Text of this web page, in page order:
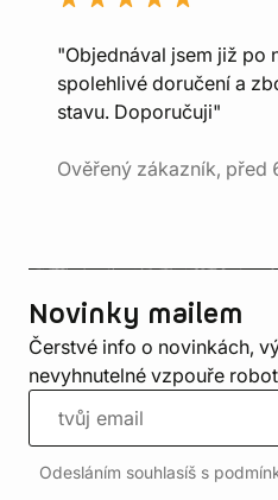
"Objednával jsem již po
spolehlivé doručení a
stavu. Doporučuji"
Ověřený zákazník, před
Novinky mailem
Čerstvé info o novinkách,
nevyhnutelné vzpouře
Odesláním souhlasíš s